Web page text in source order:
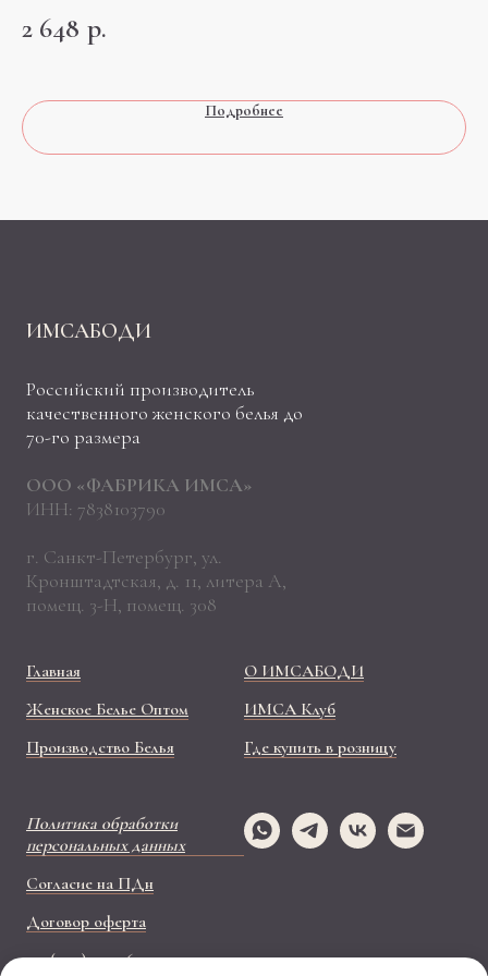
2 648 р.
Подробнее
ИМСАБОДИ
Российский производитель
качественного женского белья до
70-го размера
ООО «ФАБРИКА ИМСА»
ИНН: 7838103790
г. Санкт-Петербург, ул.
Кронштадтская, д. 11, литера А,
помещ. 3-Н, помещ. 308
Главная
Женское Белье Оптом
Производство Белья
О ИМСАБОДИ
ИМСА Клуб
Где купить в розницу
Политика обработки
персональных данных
Согласие на ПДн
Договор оферта
+ 7 (499) 110-26-37